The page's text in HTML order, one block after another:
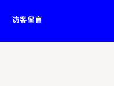
访客留言